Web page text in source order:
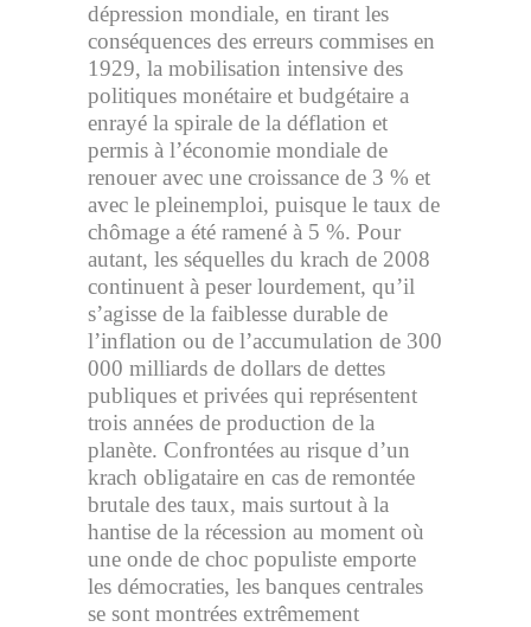
dépression mondiale, en tirant les
conséquences des erreurs commises en
1929, la mobilisation intensive des
politiques monétaire et budgétaire a
enrayé la spirale de la déflation et
permis à l’économie mondiale de
renouer avec une croissance de 3 % et
avec le pleinemploi, puisque le taux de
chômage a été ramené à 5 %. Pour
autant, les séquelles du krach de 2008
continuent à peser lourdement, qu’il
s’agisse de la faiblesse durable de
l’inflation ou de l’accumulation de 300
000 milliards de dollars de dettes
publiques et privées qui représentent
trois années de production de la
planète. Confrontées au risque d’un
krach obligataire en cas de remontée
brutale des taux, mais surtout à la
hantise de la récession au moment où
une onde de choc populiste emporte
les démocraties, les banques centrales
se sont montrées extrêmement